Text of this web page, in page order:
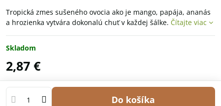
Tropická zmes sušeného ovocia ako je mango, papája, ananás
a hrozienka vytvára dokonalú chuť v každej šálke. Čítajte viac
Skladom
2,87 €
Do košíka